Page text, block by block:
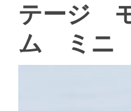
テージ
ム ミニ